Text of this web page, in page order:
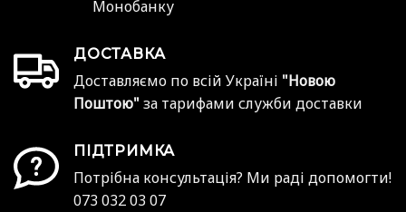
Монобанку
ДОСТАВКА
Доставляємо по всій Україні "Новою
Поштою" за тарифами служби доставки
ПІДТРИМКА
Потрібна консультація? Ми раді допомогти!
073 032 03 07